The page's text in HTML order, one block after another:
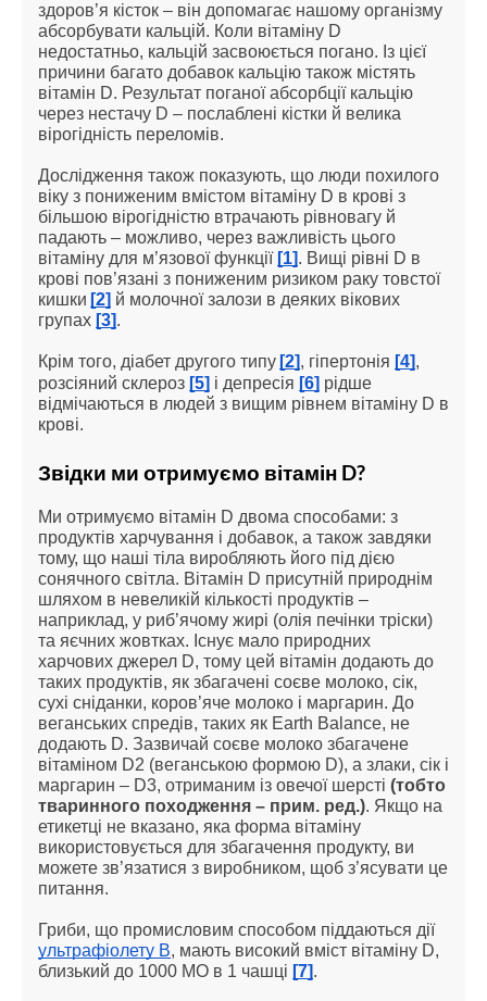
здоров’я кісток – він допомагає нашому організму
абсорбувати кальцій. Коли вітаміну D
недостатньо, кальцій засвоюється погано. Із цієї
причини багато добавок кальцію також містять
вітамін D. Результат поганої абсорбції кальцію
через нестачу D – послаблені кістки й велика
вірогідність переломів.
Дослідження також показують, що люди похилого
віку з пониженим вмістом вітаміну D в крові з
більшою вірогідністю втрачають рівновагу й
падають – можливо, через важливість цього
вітаміну для м’язової функції [1]. Вищі рівні D в
крові пов’язані з пониженим ризиком раку товстої
кишки [2] й молочної залози в деяких вікових
групах [3].
Крім того, діабет другого типу [2], гіпертонія [4],
розсіяний склероз [5] і депресія [6] рідше
відмічаються в людей з вищим рівнем вітаміну D в
крові.
Звідки ми отримуємо вітамін D?
Ми отримуємо вітамін D двома способами: з
продуктів харчування і добавок, а також завдяки
тому, що наші тіла виробляють його під дією
сонячного світла. Вітамін D присутній природнім
шляхом в невеликій кількості продуктів –
наприклад, у риб’ячому жирі (олія печінки тріски)
та яєчних жовтках. Існує мало природних
харчових джерел D, тому цей вітамін додають до
таких продуктів, як збагачені соєве молоко, сік,
сухі сніданки, коров’яче молоко і маргарин. До
веганських спредів, таких як Earth Balance, не
додають D. Зазвичай соєве молоко збагачене
вітаміном D2 (веганською формою D), а злаки, сік і
маргарин – D3, отриманим із овечої шерсті (тобто
тваринного походження – прим. ред.). Якщо на
етикетці не вказано, яка форма вітаміну
використовується для збагачення продукту, ви
можете зв’язатися з виробником, щоб з’ясувати це
питання.
Гриби, що промисловим способом піддаються дії
ультрафіолету В, мають високий вміст вітаміну D,
близький до 1000 МО в 1 чашці [7].